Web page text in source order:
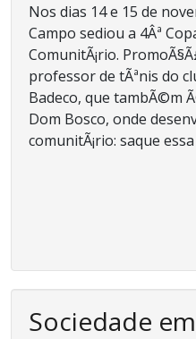
Nos dias 14 e 15 de
Campo sediou a 4Âª
ComunitÃ¡rio.
professor de tÃªnis do
Badeco, que tambÃ©m
Dom Bosco, onde
comunitÃ¡rio: saque essa
Sociedade